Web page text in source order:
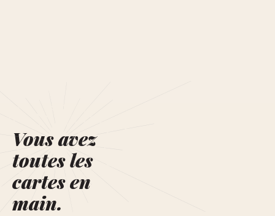
Vous avez
toutes les
cartes en
main.